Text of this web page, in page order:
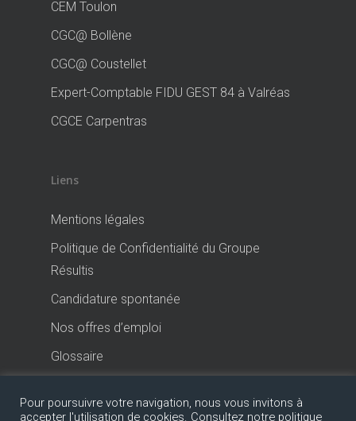
CEM Toulon
CGC@ Bollène
CGC@ Coustellet
Expert-Comptable FIDU GEST 84 à Valréas
CGCE Carpentras
Liens
Mentions légales
Politique de Confidentialité du Groupe
Résultis
Candidature spontanée
Nos offres d’emploi
Glossaire
Pour poursuivre votre navigation, nous vous invitons à
accepter l'utilisation de cookies. Consultez notre politique